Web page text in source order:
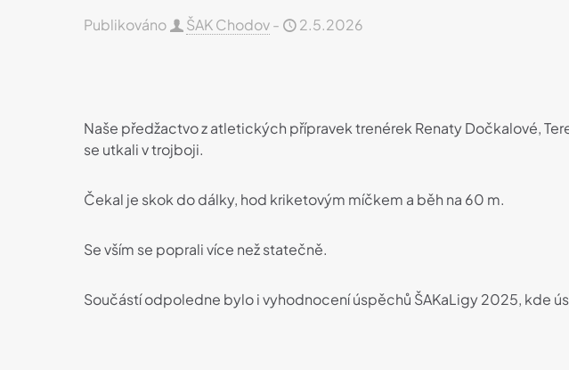
Publikováno ŠAK Chodov- 2.5.2026
Naše předžactvo z atletických přípravek trenérek Renaty Dočkalové,
se utkali v trojboji.
Čekal je skok do dálky, hod kriketovým míčkem a běh na 60 m.
Se vším se poprali více než statečně.
Součástí odpoledne bylo i vyhodnocení úspěchů ŠAKaLigy 2025, kde